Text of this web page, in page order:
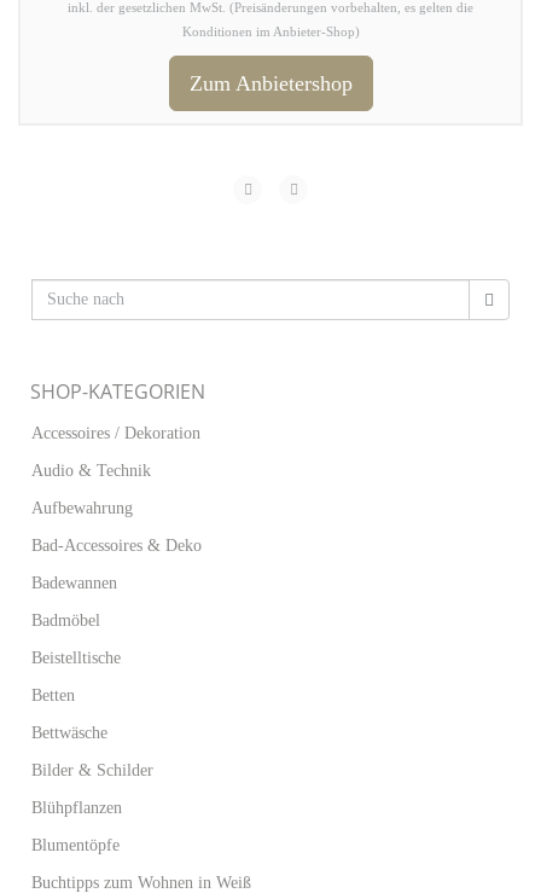
inkl. der gesetzlichen MwSt. (Preisänderungen vorbehalten, es gelten die
Konditionen im Anbieter-Shop)
Zum Anbietershop
SHOP-KATEGORIEN
Accessoires / Dekoration
Audio & Technik
Aufbewahrung
Bad-Accessoires & Deko
Badewannen
Badmöbel
Beistelltische
Betten
Bettwäsche
Bilder & Schilder
Blühpflanzen
Blumentöpfe
Buchtipps zum Wohnen in Weiß